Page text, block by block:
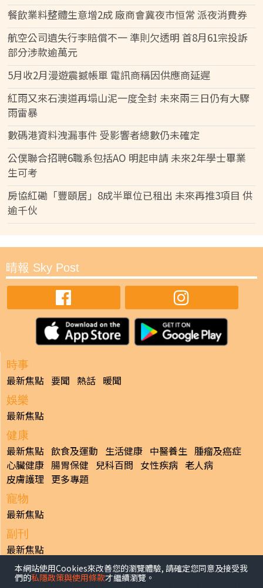
餐飲業料整體生意增2成 廠商會冀夜市恒常 派夜消費券
航空公司遺失行李賠償不一 準則欠透明 首8月61宗投訴
部分涉款逾萬元
5月收2月漫遊震撼帳單 電訊商稱因供應商延遲
紅雨又來石澳道再塌山泥一度全封 未來兩三日仍有大驟
雨雷暴
數碼港資料洩漏事件 受影響者總數仍未確定
公僕聯合招聘6職系包括AO 明起申請 未來2年學士畢業
生可考
房協紅磡「豐頤居」8成半單位已租出 未來再推3項目 供
逾千伙
晴報 Sky Post
時事
最新焦點 要聞 熱話 暖聞
娛樂
最新焦點
健康
最新焦點 飲食及運動 生活健康 中醫養生 腫瘤及癌症
心臟健康 腸胃保健 兒科百問 女性疾病 老人病
皮膚護理 更多專題
寵物
最新焦點
副刊
最新焦點
日報
揭頁版 港聞 財經/地產 中國/國際
本網站使用Cookies來改善您的瀏覽體驗, 請確定您同意及接受我
們的私隱政策與使用條款才繼續瀏覽。